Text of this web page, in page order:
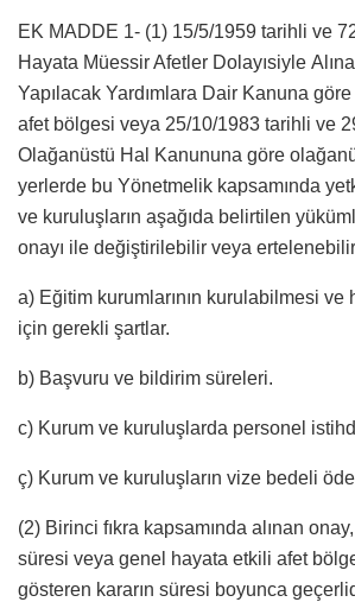
EK MADDE 1- (1) 15/5/1959 tarihli ve
Hayata Müessir Afetler Dolayısiyle
Yapılacak Yardımlara Dair Kanuna
afet bölgesi veya 25/10/1983 tarihli ve
Olağanüstü Hal Kanununa göre
yerlerde bu Yönetmelik kapsamında
ve kuruluşların aşağıda belirtilen
onayı ile değiştirilebilir veya
a) Eğitim kurumlarının kurulabilmesi ve
için gerekli şartlar.
b) Başvuru ve bildirim süreleri.
c) Kurum ve kuruluşlarda personel
ç) Kurum ve kuruluşların vize bedeli
(2) Birinci fıkra kapsamında alınan
süresi veya genel hayata etkili afet
gösteren kararın süresi boyunca